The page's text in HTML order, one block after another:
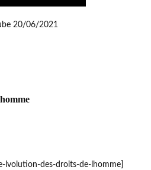
20/06/2021
lvolution-des-droits-de-lhomme]